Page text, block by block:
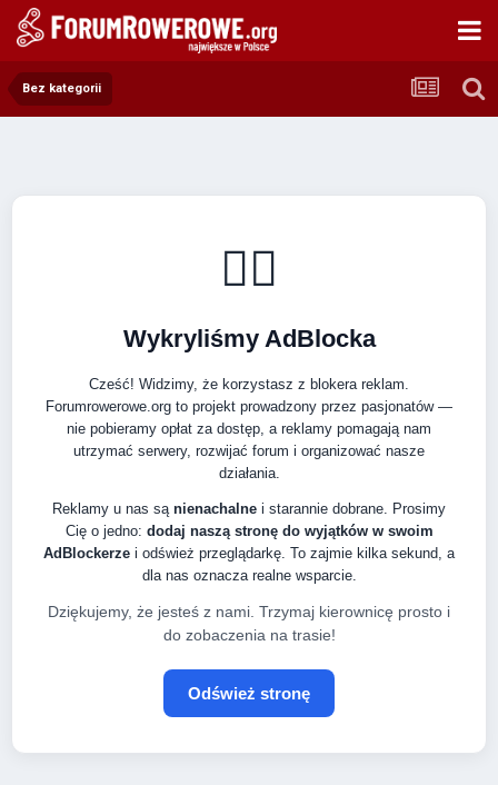
Bez kategorii
🚴‍♂️
Wykryliśmy AdBlocka
Cześć! Widzimy, że korzystasz z blokera reklam.
Forumrowerowe.org to projekt prowadzony przez pasjonatów —
nie pobieramy opłat za dostęp, a reklamy pomagają nam
utrzymać serwery, rozwijać forum i organizować nasze
działania.
Reklamy u nas są nienachalne i starannie dobrane. Prosimy
Cię o jedno: dodaj naszą stronę do wyjątków w swoim
AdBlockerze i odśwież przeglądarkę. To zajmie kilka sekund, a
dla nas oznacza realne wsparcie.
Dziękujemy, że jesteś z nami. Trzymaj kierownicę prosto i
do zobaczenia na trasie!
Odśwież stronę